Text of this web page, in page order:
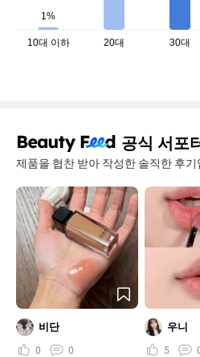
1%
10대 이하 20대 30대
공식 서포
제품을 협찬 받아 작성한 솔직한 후기
비단
0 0
우니
5